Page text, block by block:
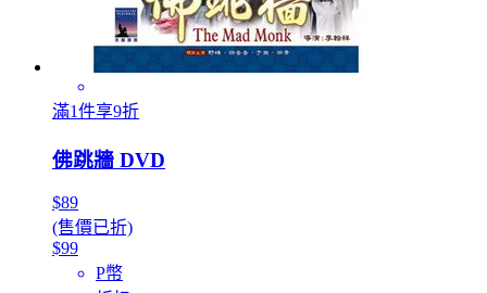
滿1件享9折
佛跳牆 DVD
$89
(售價已折)
$99
P幣